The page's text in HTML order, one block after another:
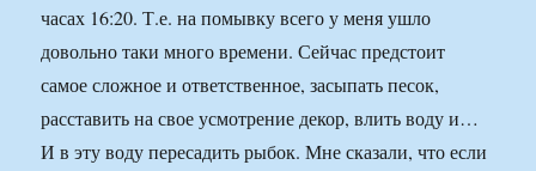
часах 16:20. Т.е. на помывку всего у меня ушло
довольно таки много времени. Сейчас предстоит
самое сложное и ответственное, засыпать песок,
расставить на свое усмотрение декор, влить воду и…
И в эту воду пересадить рыбок. Мне сказали, что если